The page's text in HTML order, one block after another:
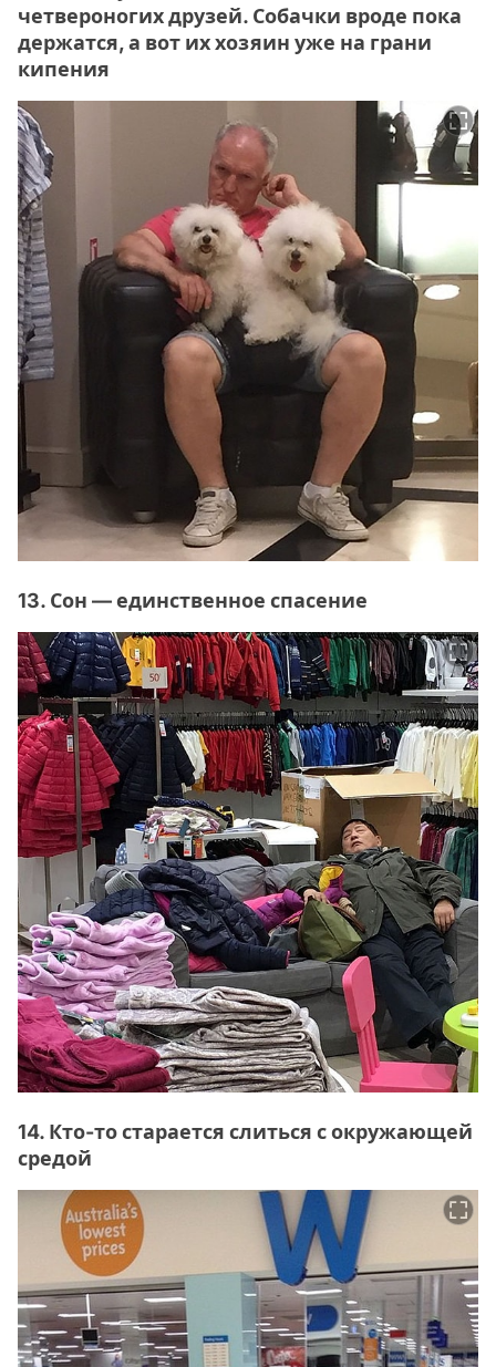
четвероногих друзей. Собачки вроде пока
держатся, а вот их хозяин уже на грани
кипения
13. Сон — единственное спасение
14. Кто-то старается слиться с окружающей
средой